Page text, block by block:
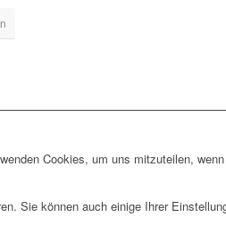
Cookies, um uns mitzuteilen,
Sie können auch einige Ihrer